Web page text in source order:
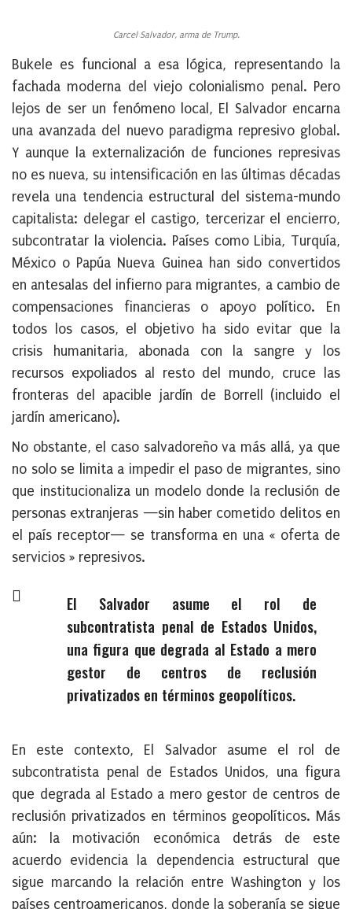
Carcel Salvador, arma de Trump.
Bukele es funcional a esa lógica, representando la
fachada moderna del viejo colonialismo penal. Pero
lejos de ser un fenómeno local, El Salvador encarna
una avanzada del nuevo paradigma represivo global.
Y aunque la externalización de funciones represivas
no es nueva, su intensificación en las últimas décadas
revela una tendencia estructural del sistema-mundo
capitalista: delegar el castigo, tercerizar el encierro,
subcontratar la violencia. Países como Libia, Turquía,
México o Papúa Nueva Guinea han sido convertidos
en antesalas del infierno para migrantes, a cambio de
compensaciones financieras o apoyo político. En
todos los casos, el objetivo ha sido evitar que la
crisis humanitaria, abonada con la sangre y los
recursos expoliados al resto del mundo, cruce las
fronteras del apacible jardín de Borrell (incluido el
jardín americano).
No obstante, el caso salvadoreño va más allá, ya que
no solo se limita a impedir el paso de migrantes, sino
que institucionaliza un modelo donde la reclusión de
personas extranjeras —sin haber cometido delitos en
el país receptor— se transforma en una « oferta de
servicios » represivos.
El Salvador asume el rol de
subcontratista penal de Estados Unidos,
una figura que degrada al Estado a mero
gestor de centros de reclusión
privatizados en términos geopolíticos.
En este contexto, El Salvador asume el rol de
subcontratista penal de Estados Unidos, una figura
que degrada al Estado a mero gestor de centros de
reclusión privatizados en términos geopolíticos. Más
aún: la motivación económica detrás de este
acuerdo evidencia la dependencia estructural que
sigue marcando la relación entre Washington y los
países centroamericanos, donde la soberanía se sigue